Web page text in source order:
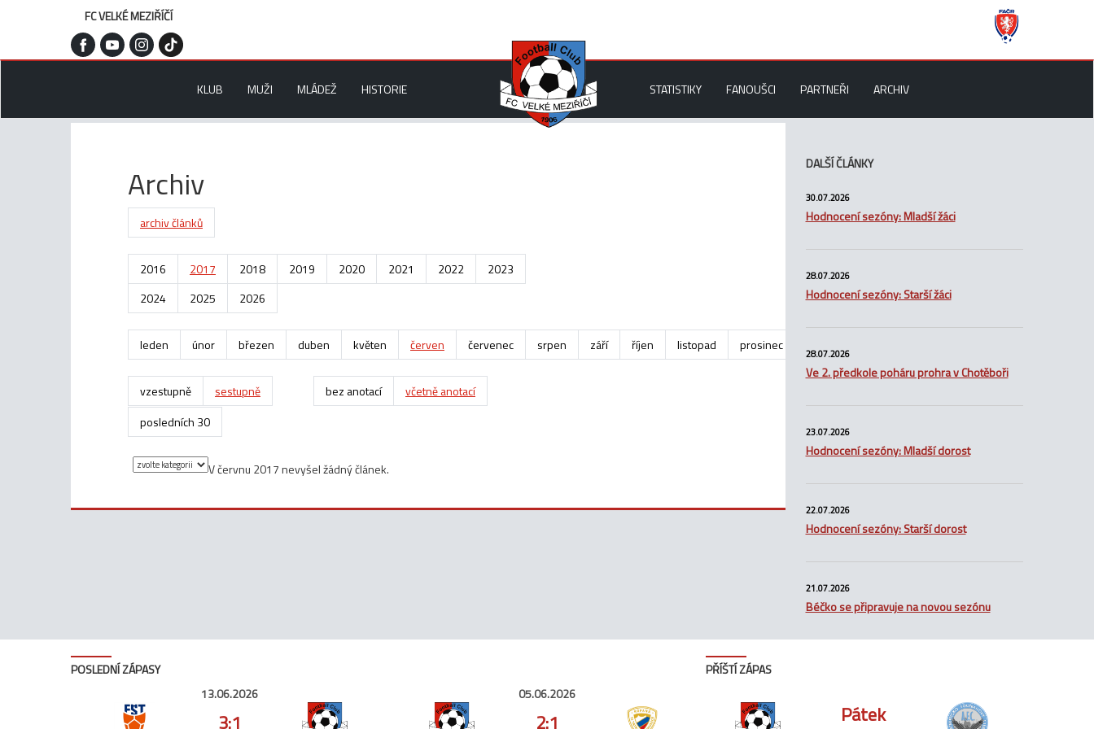
FC VELKÉ MEZIŘÍČÍ
KLUB MUŽI MLÁDEŽ HISTORIE STATISTIKY FANOUŠCI PARTNEŘI ARCHIV
Archiv
archiv článků
2016 2017 2018 2019 2020 2021 2022
2023
2024
2025 2026
leden únor březen duben květen červen červenec srpen září říjen listopad prosinec
vzestupně sestupně bez anotací
včetně anotací
posledních 30
V červnu 2017 nevyšel žádný článek.
DALŠÍ ČLÁNKY
30.07.2026
Hodnocení sezóny: Mladší žáci
28.07.2026
Hodnocení sezóny: Starší žáci
28.07.2026
Ve 2. předkole poháru prohra v Chotěboři
23.07.2026
Hodnocení sezóny: Mladší dorost
22.07.2026
Hodnocení sezóny: Starší dorost
21.07.2026
Béčko se připravuje na novou sezónu
POSLEDNÍ ZÁPASY
13.06.2026
3:1
05.06.2026
2:1
PŘÍŠTÍ ZÁPAS
Pátek